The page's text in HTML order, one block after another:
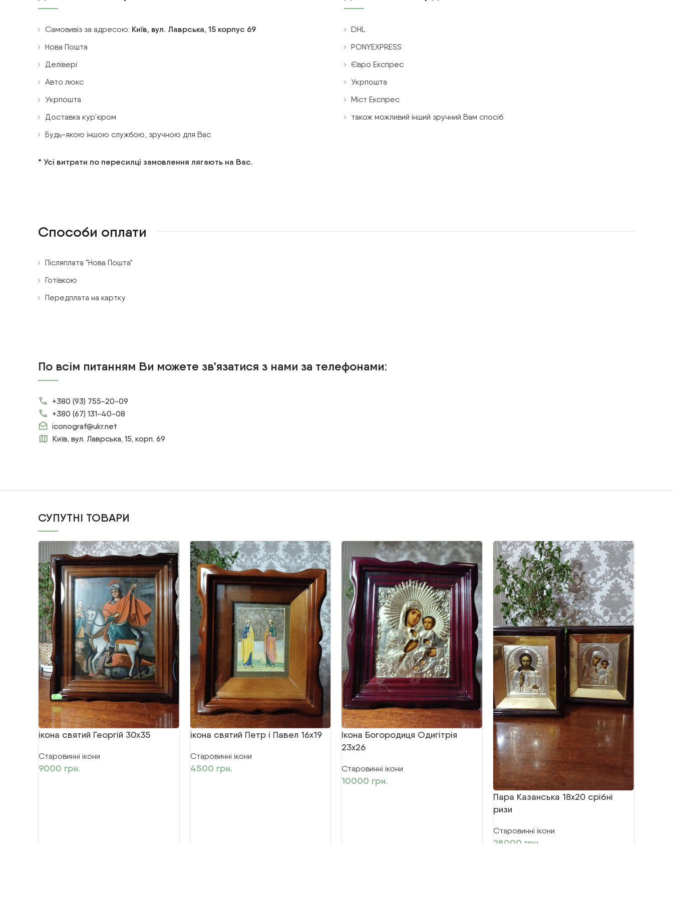
Самовивіз за адресою: Київ, вул. Лаврська, 15 корпус 69
Нова Пошта
Делівері
Авто люкс
Укрпошта
Доставка кур'єром
Будь-якою іншою службою, зручною для Вас
DHL
PONYEXPRESS
Євро Експрес
Укрпошта
Міст Експрес
також можливий інший зручний Вам спосіб
* Усі витрати по пересилці замовлення лягають на Вас.
Способи оплати
Післяплата "Нова Пошта"
Готівкою
Передплата на картку
По всім питанням Ви можете зв'язатися з нами за телефонами:
+380 (93) 755-20-09
+380 (67) 131-40-08
iconograf@ukr.net
Київ, вул. Лаврська, 15, корп. 69
СУПУТНІ ТОВАРИ
ікона святий Георгій 30х35
Старовинні ікони
9000 грн.
ікона святий Петр і Павел 16х19
Старовинні ікони
4500 грн.
Ікона Богородиця Одигітрія
23х26
Старовинні ікони
10000 грн.
Пара Казанська 18х20 срібні
ризи
Старовинні ікони
28000 грн.